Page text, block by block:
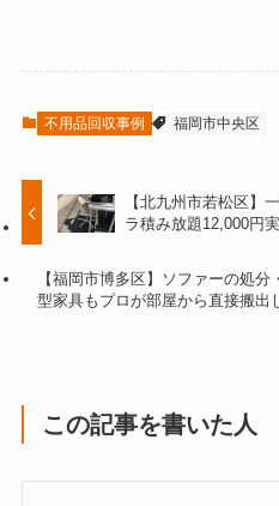
不用品回収事例 福岡市中央区
【北九州市若松区】
ラ積み放題12,000円
【福岡市博多区】ソファーの処
型家具もプロが部屋から直接搬出
この記事を書いた人